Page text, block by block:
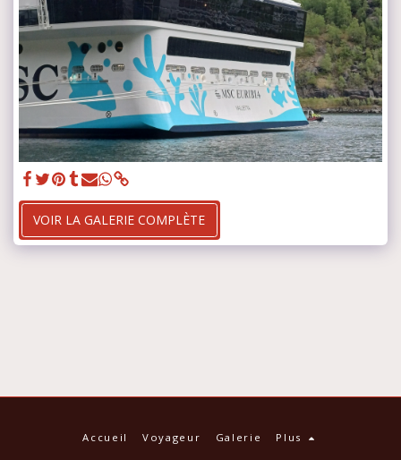
VOIR LA GALERIE COMPLÈTE
Accueil Voyageur Galerie Plus